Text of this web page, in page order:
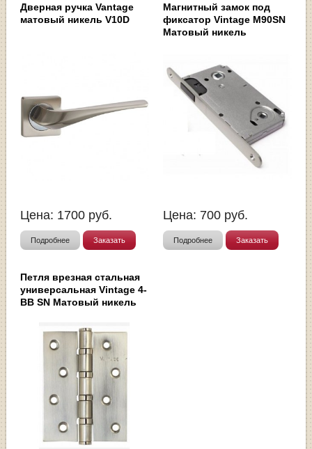
Дверная ручка Vantage
матовый никель V10D
Цена: 1700 руб.
Подробнее Заказать
Магнитный замок под
фиксатор Vintage M90SN
Матовый никель
Цена: 700 руб.
Подробнее Заказать
Петля врезная стальная
универсальная Vintage 4-
BB SN Матовый никель